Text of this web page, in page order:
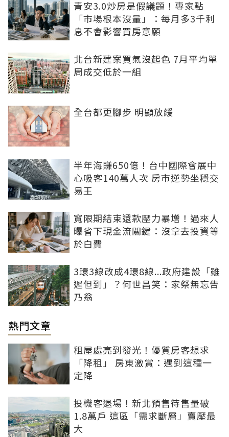
青安3.0炒房是假議題！專家點
「市場根本沒量」：每月多3千利
息不會影響買房意願
北台新建案買氣沒起色 7月平均單
周成交低於一組
全台都更腳步 明顯放緩
半年海賺650億！台中國際會展中
心吸客140萬人次 房市逆勢坐穩交
易王
寬限期結束還款壓力暴增！過來人
曝省下現金流關鍵：沒拿去投資等
於白費
3環3線改成4環8線...政府建設「雖
遲但到」？何世昌笑：家祭無忘告
乃翁
熱門文章
租屋處亮到發光！優質房客想求
「降租」 房東激賞：遇到這種一
定降
投機客退場！新北預售待售量破
1.8萬戶 這區「需求斷層」賣壓最
大